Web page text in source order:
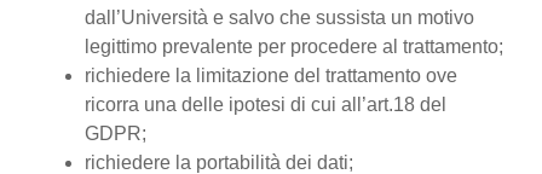
dall’Università e salvo che sussista un motivo
legittimo prevalente per procedere al trattamento;
richiedere la limitazione del trattamento ove
ricorra una delle ipotesi di cui all’art.18 del
GDPR;
richiedere la portabilità dei dati;